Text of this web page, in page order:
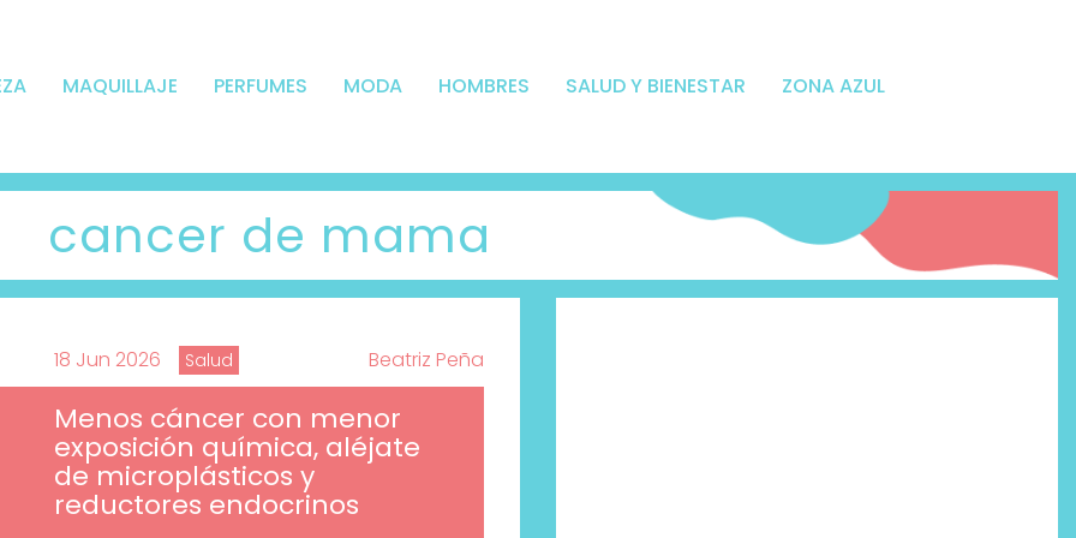
MAQUILLAJE PERFUMES MODA HOMBRES SALUD Y BIENESTAR ZONA AZUL
cancer de mama
18 Jun 2026 Salud Beatriz Peña
Menos cáncer con menor
exposición química, aléjate
de microplásticos y
reductores endocrinos